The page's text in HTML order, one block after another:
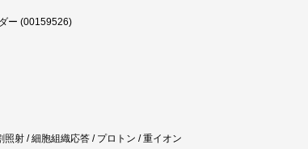
ー (00159526)
射 / 細胞組織応答 / プロトン / 重イオン